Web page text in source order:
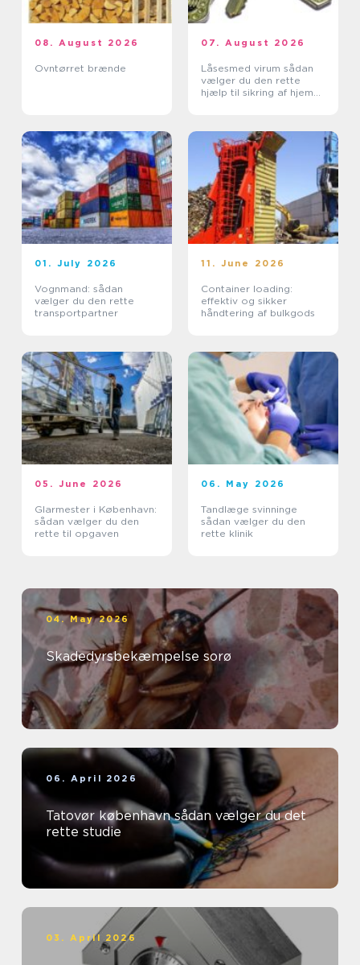
08. August 2026
Ovntørret brænde
07. August 2026
Låsesmed virum sådan
vælger du den rette
hjælp til sikring af hjem
01. July 2026
Vognmand: sådan
vælger du den rette
transportpartner
11. June 2026
Container loading:
effektiv og sikker
håndtering af bulkgods
05. June 2026
Glarmester i København:
sådan vælger du den
rette til opgaven
06. May 2026
Tandlæge svinninge
sådan vælger du den
rette klinik
04. May 2026
Skadedyrsbekæmpelse sorø
06. April 2026
Tatovør københavn sådan vælger du det
rette studie
03. April 2026